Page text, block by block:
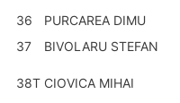
36
PURCAREA DIMU
37
BIVOLARU STEFAN
38T CIOVICA MIHAI